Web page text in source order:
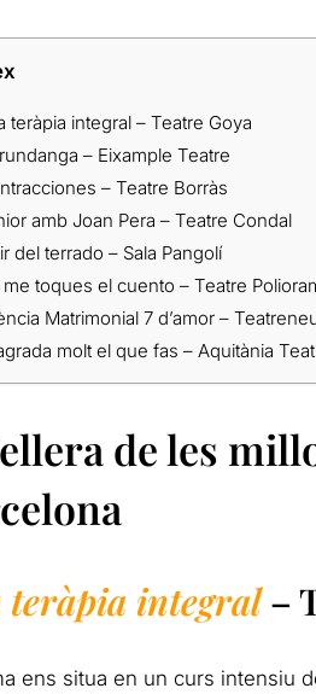
teràpia integral – Teatre Goya
– Eixample Teatre
– Teatre Borràs
amb Joan Pera – Teatre Condal
del terrado – Sala Pangolí
me toques el cuento – Teatre
Matrimonial 7 d’amor –
molt el que fas – Aquitània
de les
teràpia integral–
ens situa en un curs intensiu